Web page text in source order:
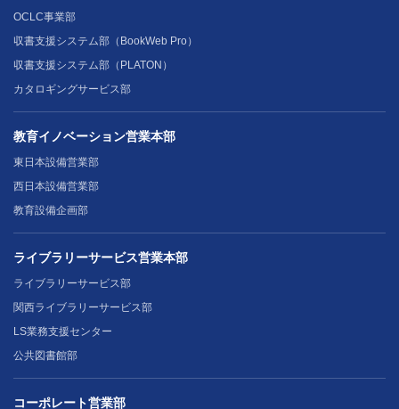
OCLC事業部
収書支援システム部（BookWeb Pro）
収書支援システム部（PLATON）
カタロギングサービス部
教育イノベーション営業本部
東日本設備営業部
西日本設備営業部
教育設備企画部
ライブラリーサービス営業本部
ライブラリーサービス部
関西ライブラリーサービス部
LS業務支援センター
公共図書館部
コーポレート営業部